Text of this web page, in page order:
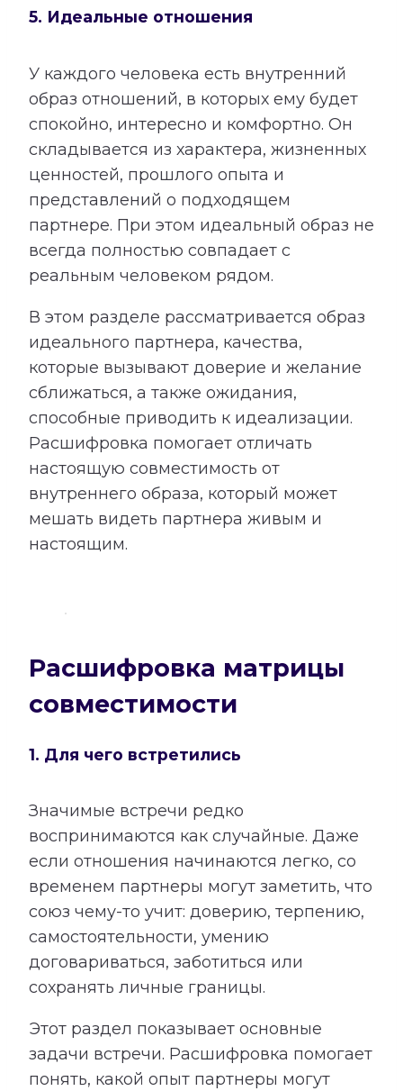
5. Идеальные отношения
У каждого человека есть внутренний
образ отношений, в которых ему будет
спокойно, интересно и комфортно. Он
складывается из характера, жизненных
ценностей, прошлого опыта и
представлений о подходящем
партнере. При этом идеальный образ не
всегда полностью совпадает с
реальным человеком рядом.
В этом разделе рассматривается образ
идеального партнера, качества,
которые вызывают доверие и желание
сближаться, а также ожидания,
способные приводить к идеализации.
Расшифровка помогает отличать
настоящую совместимость от
внутреннего образа, который может
мешать видеть партнера живым и
настоящим.
Расшифровка матрицы
совместимости
1. Для чего встретились
Значимые встречи редко
воспринимаются как случайные. Даже
если отношения начинаются легко, со
временем партнеры могут заметить, что
союз чему-то учит: доверию, терпению,
самостоятельности, умению
договариваться, заботиться или
сохранять личные границы.
Этот раздел показывает основные
задачи встречи. Расшифровка помогает
понять, какой опыт партнеры могут